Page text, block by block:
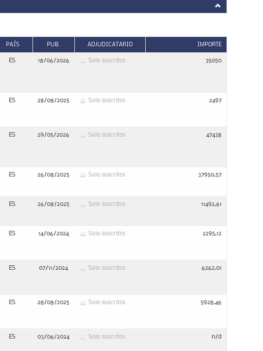
PAÍS PUB. ADJUDICATARIO IMPORTE
ES 18/06/2026 Solo suscritos 35050
ES 28/08/2025 Solo suscritos 2497
ES 29/05/2026 Solo suscritos 47438
ES 26/08/2025 Solo suscritos 37950,57
ES 26/08/2025 Solo suscritos 11492,61
ES 14/06/2024 Solo suscritos 2295,12
ES 07/11/2024 Solo suscritos 6262,01
ES 28/08/2025 Solo suscritos 5928,46
ES 03/06/2024 Solo suscritos n/d